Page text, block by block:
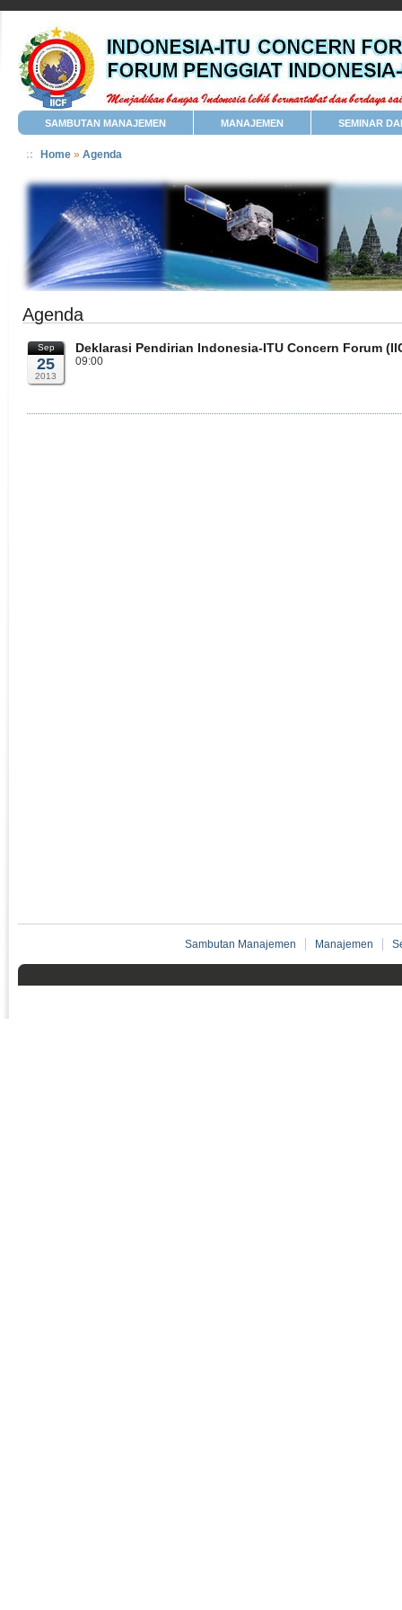
SAMBUTAN MANAJEMEN MANAJEMEN SEMINAR
Home » Agenda
Agenda
Sep
25
2013
Deklarasi Pendirian Indonesia-ITU Concern Forum
09:00
Sambutan Manajemen Manajemen